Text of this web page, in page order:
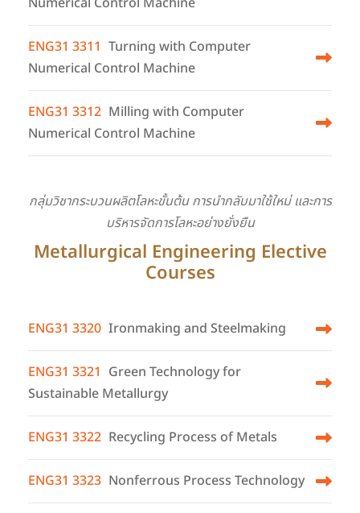
ENG31 3311 Turning with Computer
Numerical Control Machine
ENG31 3312 Milling with Computer
Numerical Control Machine
กลุ่มวิชากระบวนผลิตโลหะขั้นต้น การนำกลับมาใช้ใหม่ และการ
บริหารจัดการโลหะอย่างยั่งยืน
Metallurgical Engineering Elective
Courses
ENG31 3320 Ironmaking and Steelmaking
ENG31 3321 Green Technology for
Sustainable Metallurgy
ENG31 3322 Recycling Process of Metals
ENG31 3323 Nonferrous Process Technology